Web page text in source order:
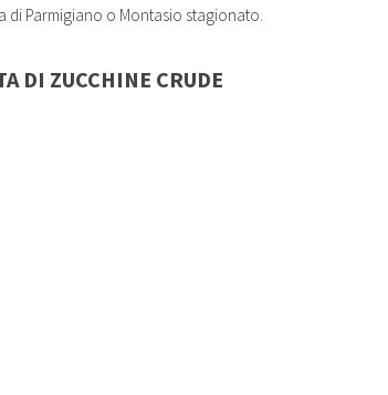
di Parmigiano o Montasio stagionato.
DI ZUCCHINE CRUDE